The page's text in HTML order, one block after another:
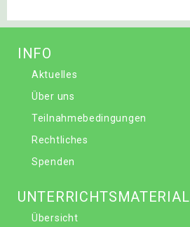
INFO
Aktuelles
Über uns
Teilnahmebedingungen
Rechtliches
Spenden
UNTERRICHTSMATERIAL
Übersicht